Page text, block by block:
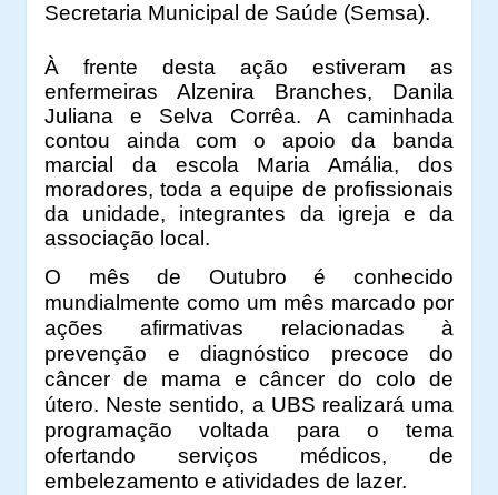
Secretaria Municipal de Saúde (Semsa).
À frente desta ação estiveram as
enfermeiras Alzenira Branches, Danila
Juliana e Selva Corrêa. A caminhada
contou ainda com o apoio da banda
marcial da escola Maria Amália, dos
moradores, toda a equipe de profissionais
da unidade, integrantes da igreja e da
associação local.
O mês de Outubro é conhecido
mundialmente como um mês marcado por
ações afirmativas relacionadas à
prevenção e diagnóstico precoce do
câncer de mama e câncer do colo de
útero. Neste sentido, a UBS realizará uma
programação voltada para o tema
ofertando serviços médicos, de
embelezamento e atividades de lazer.